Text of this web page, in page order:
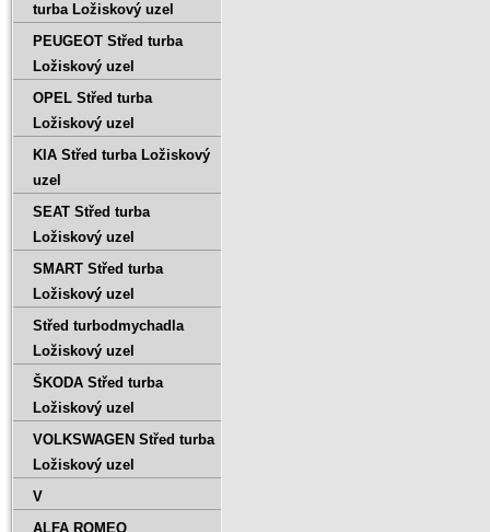
turba Ložiskový uzel
PEUGEOT Střed turba
Ložiskový uzel
OPEL Střed turba
Ložiskový uzel
KIA Střed turba Ložiskový
uzel
SEAT Střed turba
Ložiskový uzel
SMART Střed turba
Ložiskový uzel
Střed turbodmychadla
Ložiskový uzel
ŠKODA Střed turba
Ložiskový uzel
VOLKSWAGEN Střed turba
Ložiskový uzel
V
ALFA ROMEO